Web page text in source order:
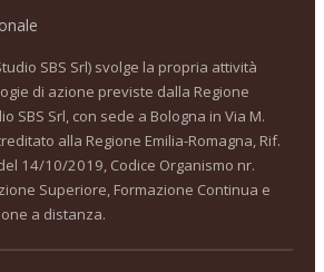
SBS Srl) svolge la propria attività
di azione previste dalla Regione
SBS Srl, con sede a Bologna in Via M.
alla Regione Emilia-Romagna, Rif.
14/10/2019, Codice Organismo nr.
Superiore, Formazione Continua e
a distanza.